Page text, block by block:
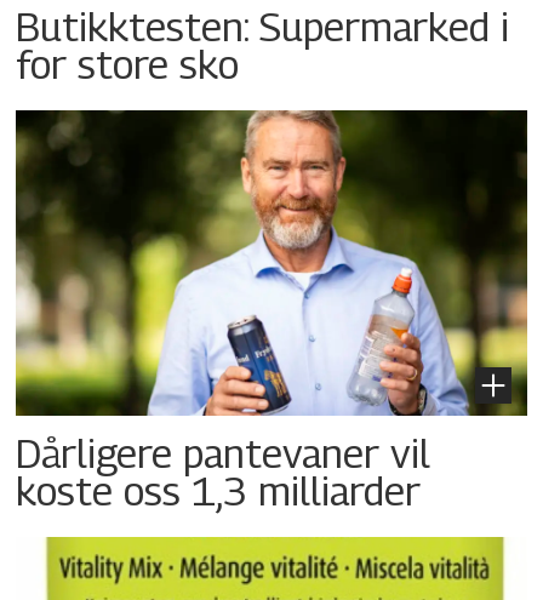
Butikktesten: Supermarked i
for store sko
Dårligere pantevaner vil
koste oss 1,3 milliarder